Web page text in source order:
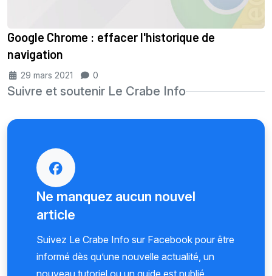
Google Chrome : effacer l'historique de
navigation
29 mars 2021 0
Suivre et soutenir Le Crabe Info
Ne manquez aucun nouvel
article
Suivez Le Crabe Info sur Facebook pour être
informé dès qu’une nouvelle actualité, un